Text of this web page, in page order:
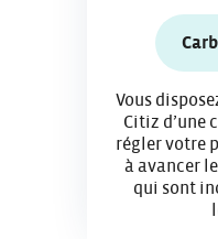
Vous
Citiz d’une
régler votre
à avancer
qui sont